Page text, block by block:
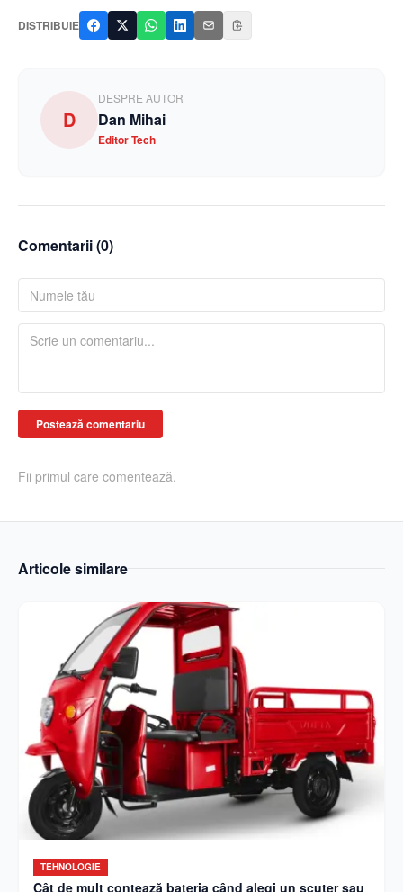
DISTRIBUIE
D
DESPRE AUTOR
Dan Mihai
Editor Tech
Comentarii (0)
Postează comentariu
Fii primul care comentează.
Articole similare
TEHNOLOGIE
Cât de mult contează bateria când alegi un scuter sau